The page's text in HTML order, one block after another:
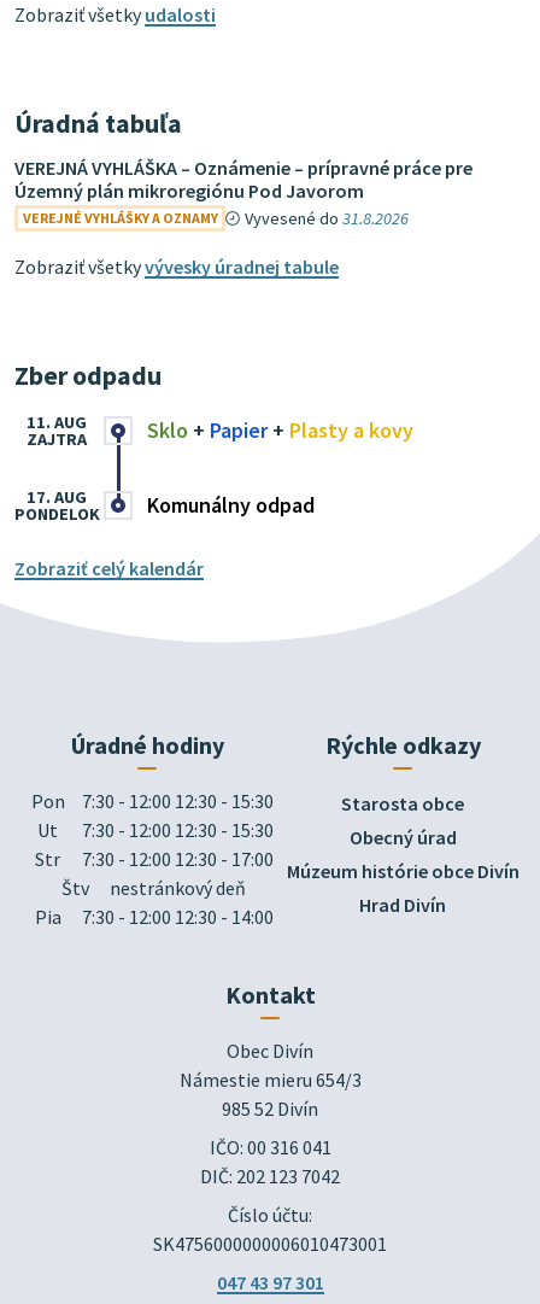
Zobraziť všetkyudalosti
Úradná tabuľa
VEREJNÁ VYHLÁŠKA – Oznámenie – prípravné práce pre
Územný plán mikroregiónu Pod Javorom
VEREJNÉ VYHLÁŠKY A OZNAMY Vyvesené do31.8.2026
Zobraziť všetkyvývesky úradnej tabule
Zber odpadu
Sklo + Papier+ Plasty a kovy
11. AUG
ZAJTRA
Komunálny odpad
17. AUG
PONDELOK
Zobraziť celý kalendár
Úradné hodiny
Pon
7:30 - 12:00 12:30 - 15:30
Ut
7:30 - 12:00 12:30 - 15:30
Str
7:30 - 12:00 12:30 - 17:00
Štv
nestránkový deň
Pia
7:30 - 12:00 12:30 - 14:00
Rýchle odkazy
Starosta obce
Obecný úrad
Múzeum histórie obce Divín
Hrad Divín
Kontakt
Obec Divín
Námestie mieru 654/3
985 52 Divín
IČO: 00 316 041
DIČ: 202 123 7042
Číslo účtu:
SK4756000000006010473001
047 43 97 301